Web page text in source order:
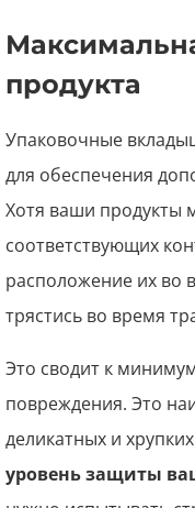
продукта
Упаковочные
для обеспечения
Хотя ваши продукты
соответствующих
расположение их во
трястись во время
Это сводит к
повреждения. Это
деликатных и
уровень защиты